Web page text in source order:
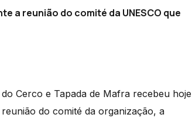
a reunião do comité da UNESCO que
Cerco e Tapada de Mafra recebeu hoje
do comité da organização, a